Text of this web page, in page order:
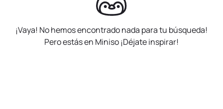
¡Vaya! No hemos encontrado nada para tu búsqueda!
Pero estás en Miniso ¡Déjate inspirar!